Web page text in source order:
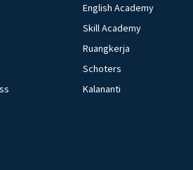
English Academy
Skill Academy
Ruangkerja
Schoters
Kalananti